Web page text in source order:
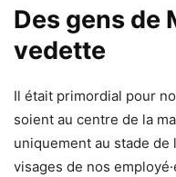
Des gens de
vedette
Il était primordial pour
soient au centre de la
uniquement au stade
visages de nos